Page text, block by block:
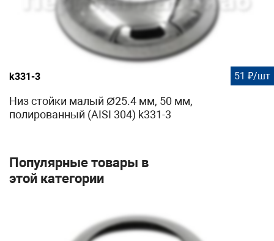
k331-3 51 ₽/шт
Низ стойки малый Ø25.4 мм, 50 мм,
полированный (AISI 304) k331-3
Популярные товары в
этой категории